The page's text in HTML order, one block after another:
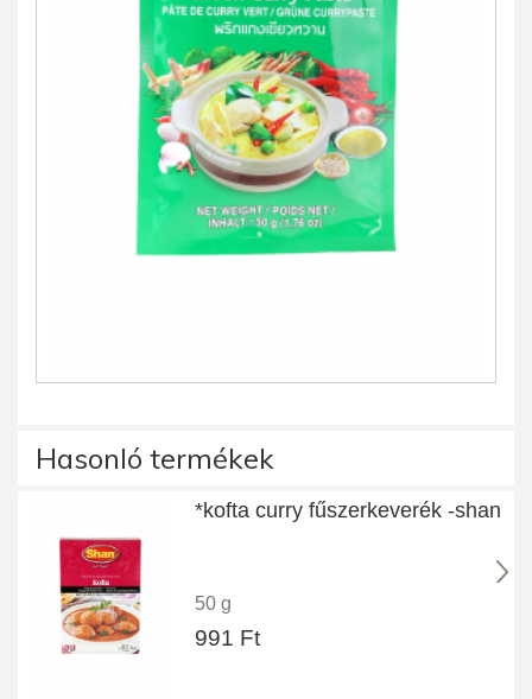
Hasonló termékek
*kofta curry fűszerkeverék -shan
50 g
991 Ft